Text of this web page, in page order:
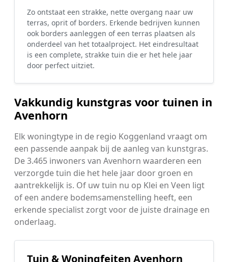
Zo ontstaat een strakke, nette overgang naar uw
terras, oprit of borders. Erkende bedrijven kunnen
ook borders aanleggen of een terras plaatsen als
onderdeel van het totaalproject. Het eindresultaat
is een complete, strakke tuin die er het hele jaar
door perfect uitziet.
Vakkundig kunstgras voor tuinen in
Avenhorn
Elk woningtype in de regio Koggenland vraagt om
een passende aanpak bij de aanleg van kunstgras.
De 3.465 inwoners van Avenhorn waarderen een
verzorgde tuin die het hele jaar door groen en
aantrekkelijk is. Of uw tuin nu op Klei en Veen ligt
of een andere bodemsamenstelling heeft, een
erkende specialist zorgt voor de juiste drainage en
onderlaag.
Tuin & Woningfeiten Avenhorn